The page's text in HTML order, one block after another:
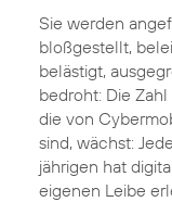
Sie werden
bloßgestellt,
belästigt,
bedroht: Die
die von
sind, wächst:
jährigen hat
eigenen Leibe